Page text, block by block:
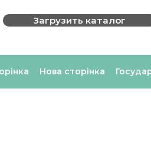
Загрузить каталог
Нова сторінка